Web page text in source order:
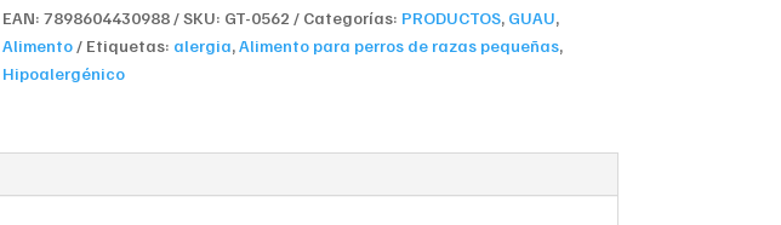
2kg
cantidad
EAN: 7898604430988 SKU: GT-0562 Categorías: PRODUCTOS, GUAU,
Alimento
Etiquetas: alergia,Alimento para perros de razas pequeñas,
Hipoalergénico